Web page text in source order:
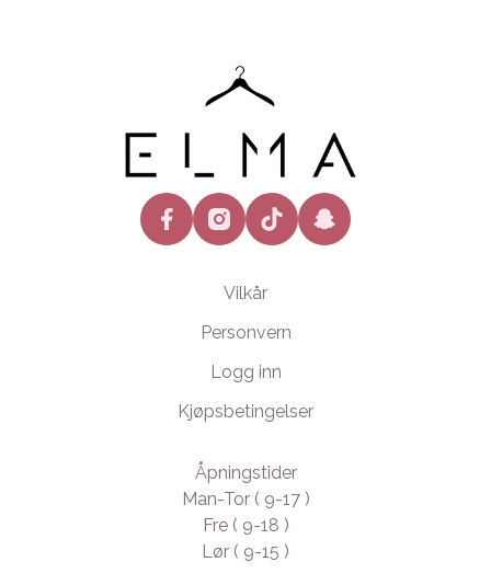
facebookinstagramtiktok snapchat
Vilkår
Personvern
Logg inn
Kjøpsbetingelser
Åpningstider
Man-Tor ( 9-17 )
Fre ( 9-18 )
Lør ( 9-15 )